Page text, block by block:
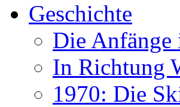
Geschichte
Die Anfänge
In Richtung
1970: Die